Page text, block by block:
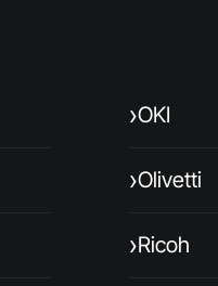
›OKI
›Olivetti
›Ricoh